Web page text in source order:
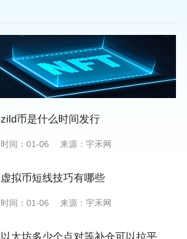
zild币是什么时间发行
时间：01-06 来源：宇禾网
虚拟币短线技巧有哪些
时间：01-06 来源：宇禾网